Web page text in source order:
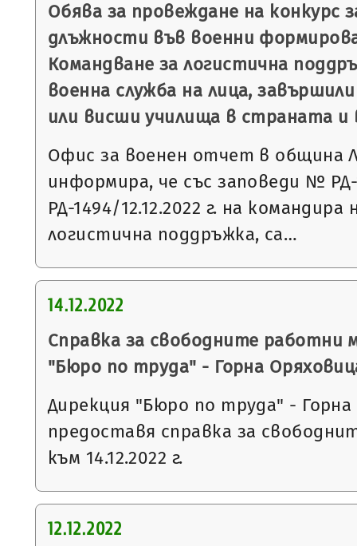
Обява за провеждане на конкурс
длъжности във военни
Командване за логистична
военна служба на лица,
или висши училища в страната и
Офис за военен отчет в община
информира, че със заповеди №
РД-1494/12.12.2022 г. на
логистична поддръжка, са…
14.12.2022
Справка за свободните работни
"Бюро по труда" - Горна
Дирекция "Бюро по труда" -
предоставя справка за
към 14.12.2022 г.
12.12.2022